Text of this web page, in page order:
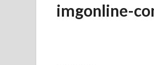
imgonline-